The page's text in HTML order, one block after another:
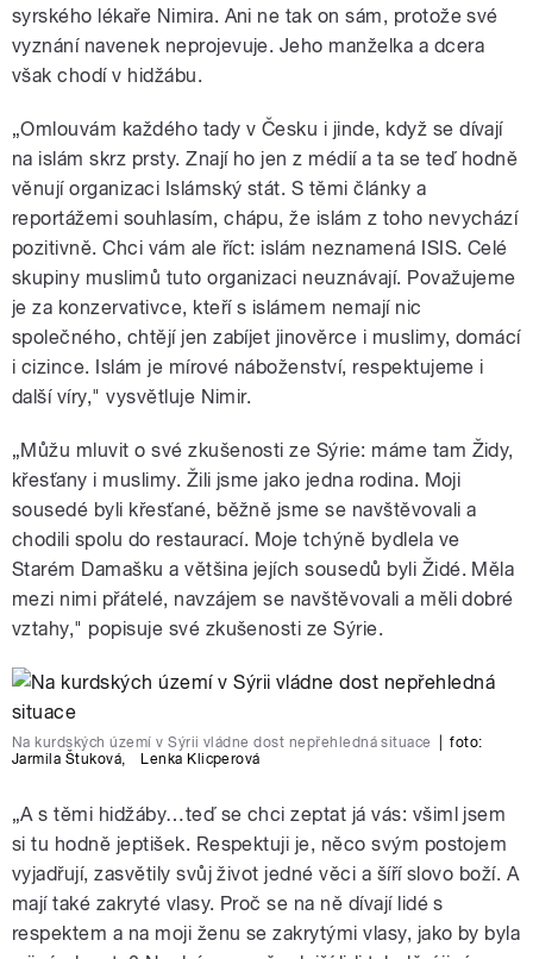
syrského lékaře Nimira. Ani ne tak on sám, protože své
vyznání navenek neprojevuje. Jeho manželka a dcera
však chodí v hidžábu.
„Omlouvám každého tady v Česku i jinde, když se dívají
na islám skrz prsty. Znají ho jen z médií a ta se teď hodně
věnují organizaci Islámský stát. S těmi články a
reportážemi souhlasím, chápu, že islám z toho nevychází
pozitivně. Chci vám ale říct: islám neznamená ISIS. Celé
skupiny muslimů tuto organizaci neuznávají. Považujeme
je za konzervativce, kteří s islámem nemají nic
společného, chtějí jen zabíjet jinověrce i muslimy, domácí
i cizince. Islám je mírové náboženství, respektujeme i
další víry," vysvětluje Nimir.
„Můžu mluvit o své zkušenosti ze Sýrie: máme tam Židy,
křesťany i muslimy. Žili jsme jako jedna rodina. Moji
sousedé byli křesťané, běžně jsme se navštěvovali a
chodili spolu do restaurací. Moje tchýně bydlela ve
Starém Damašku a většina jejích sousedů byli Židé. Měla
mezi nimi přátelé, navzájem se navštěvovali a měli dobré
vztahy," popisuje své zkušenosti ze Sýrie.
Na kurdských území v Sýrii vládne dost nepřehledná situace
foto:
Jarmila Štuková, Lenka Klicperová
„A s těmi hidžáby…teď se chci zeptat já vás: všiml jsem
si tu hodně jeptišek. Respektuji je, něco svým postojem
vyjadřují, zasvětily svůj život jedné věci a šíří slovo boží. A
mají také zakryté vlasy. Proč se na ně dívají lidé s
respektem a na moji ženu se zakrytými vlasy, jako by byla